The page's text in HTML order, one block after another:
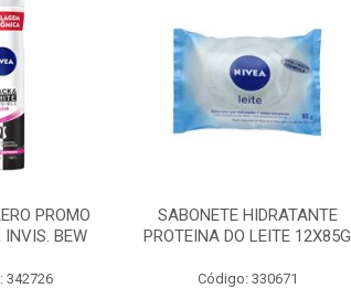
PROMO
BEW
342726
SABONETE HIDRATANTE
PROTEINA DO LEITE 12X85G
Código: 330671